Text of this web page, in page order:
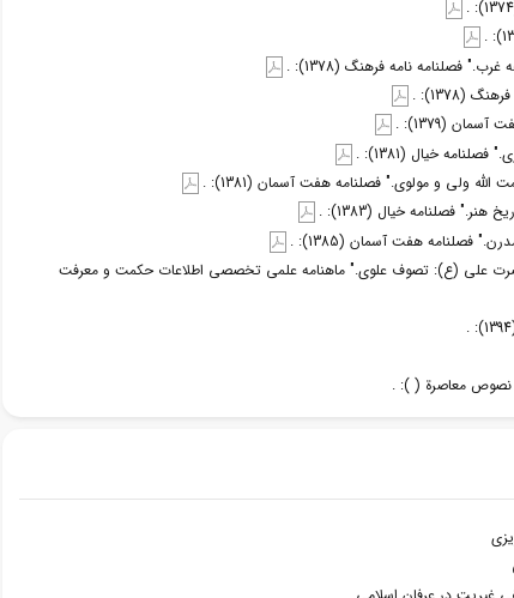
فصلنامه نامه فرهنگ (1378): .
(1378): .
(1379): .
خیال (1381): .
ولی و مولوی." فصلنامه هفت آسمان (1381): .
فصلنامه خیال (1383): .
فصلنامه هفت آسمان (1385): .
علی (ع): تصوف علوی." ماهنامه علمی تخصصی اطلاعات حکمت و معرفت
نصوص معاصرة ( ): .